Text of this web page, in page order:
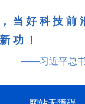
当好科技
功！
——习近平总书